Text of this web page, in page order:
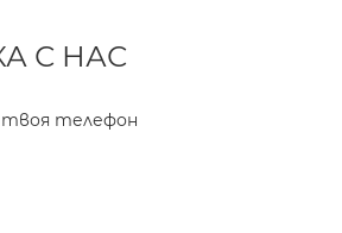
С НАС
твоя телефон